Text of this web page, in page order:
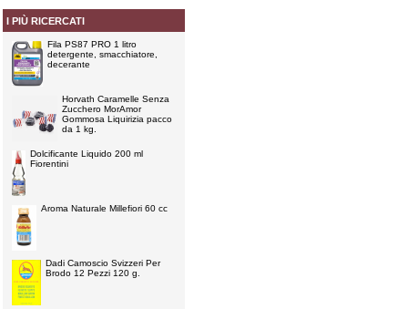
I PIÙ RICERCATI
Fila PS87 PRO 1 litro
detergente, smacchiatore,
decerante
Horvath Caramelle Senza
Zucchero MorAmor
Gommosa Liquirizia pacco
da 1 kg.
Dolcificante Liquido 200 ml
Fiorentini
Aroma Naturale Millefiori 60 cc
Dadi Camoscio Svizzeri Per
Brodo 12 Pezzi 120 g.